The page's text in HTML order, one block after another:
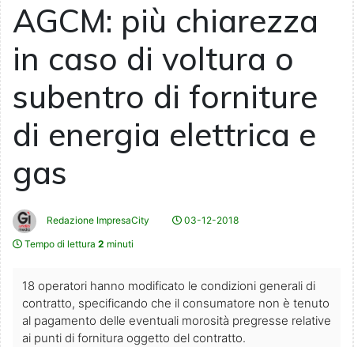
AGCM: più chiarezza
in caso di voltura o
subentro di forniture
di energia elettrica e
gas
Redazione ImpresaCity
03-12-2018
Tempo di lettura 2 minuti
18 operatori hanno modificato le condizioni generali di
contratto, specificando che il consumatore non è tenuto
al pagamento delle eventuali morosità pregresse relative
ai punti di fornitura oggetto del contratto.